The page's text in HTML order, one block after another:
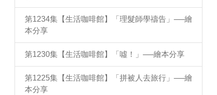
第1234集【生活咖啡館】「理髮師學禱告」──繪
本分享
第1230集【生活咖啡館】「噓！」──繪本分享
第1225集【生活咖啡館】「拼被人去旅行」──繪
本分享